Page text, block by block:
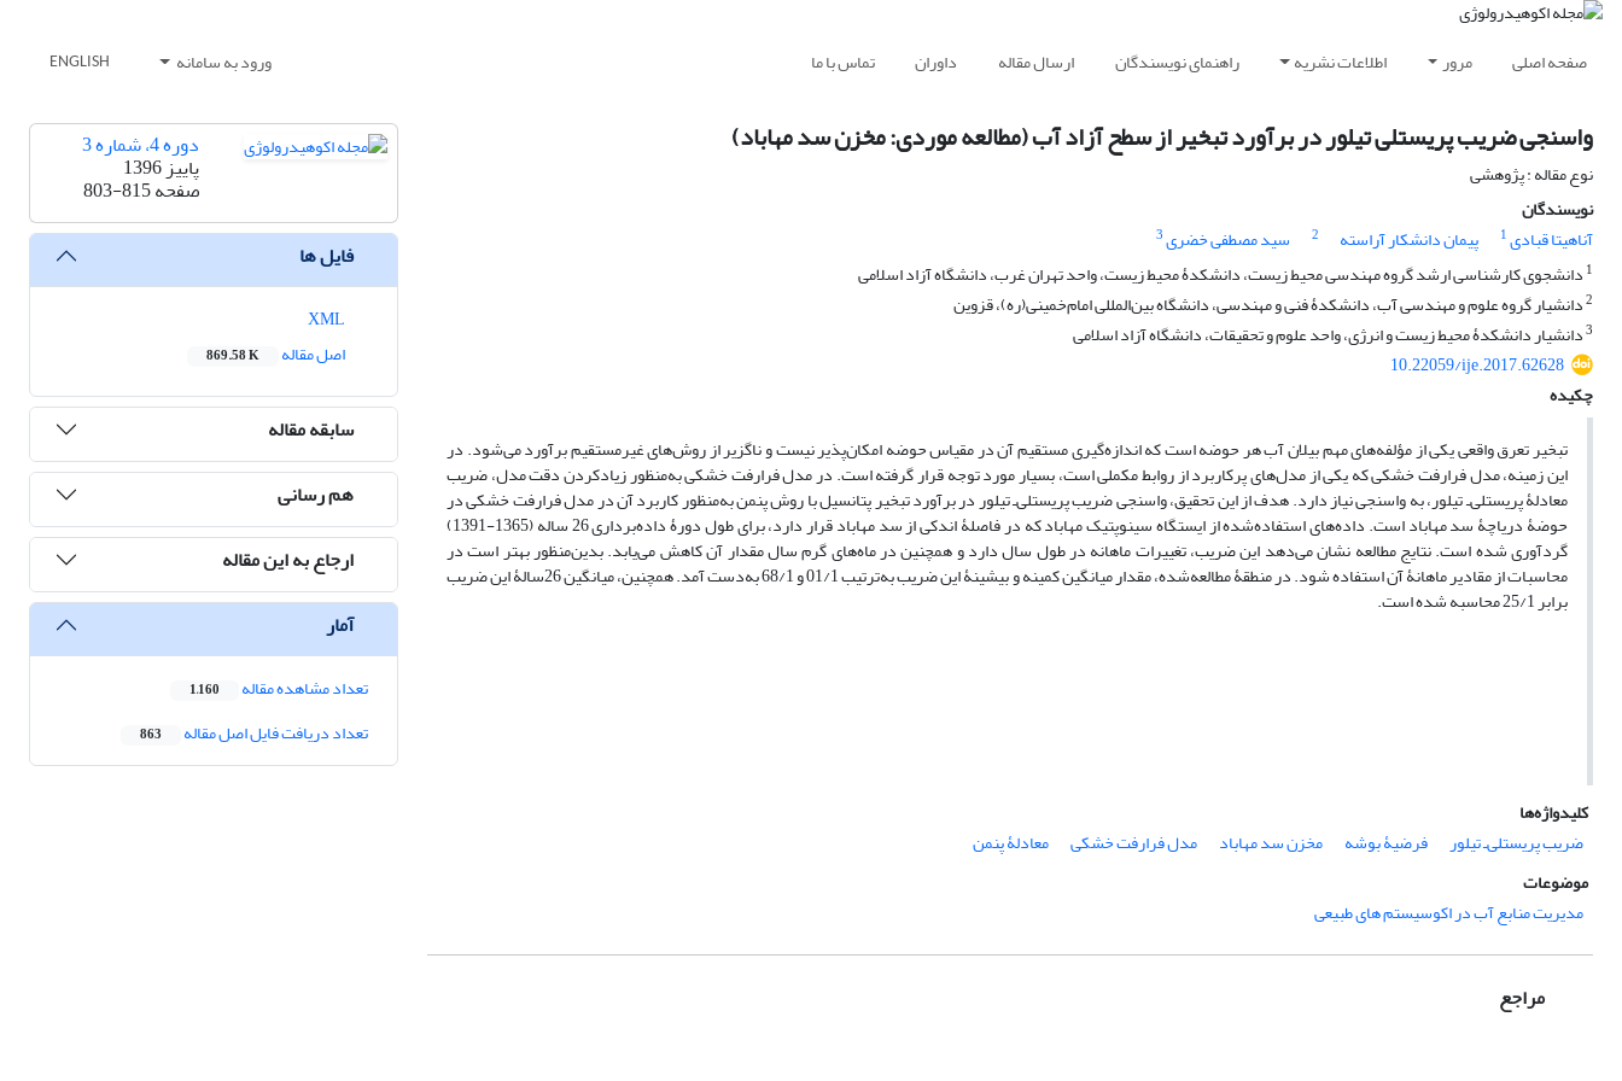
صفحه اصلی مرور اطلاعات نشریه راهنمای نویسندگان ارسال مقاله داوران تماس با ما ورود به سامانه ENGLISH
واسنجی ضریب پریستلی تیلور در برآورد تبخیر از سطح آزاد آب (مطالعه موردی: مخزن سد مهاباد)
نوع مقاله : پژوهشی
نویسندگان
آناهیتا قبادی1 پیمان دانشکار آراسته 2 سید مصطفی خضری3
1 دانشجوی کارشناسی ارشد گروه مهندسی محیط زیست، دانشکدۀ محیط زیست، واحد تهران غرب، دانشگاه آزاد اسلامی
2دانشیار گروه علوم و مهندسی آب، دانشکدۀ فنی و مهندسی، دانشگاه بین‌المللی امام‌خمینی‌(ره)، قزوین
3دانشیار دانشکدۀ محیط زیست و انرژی، واحد علوم و تحقیقات، دانشگاه آزاد اسلامی
10.22059/ije.2017.62628
چکیده
تبخیر تعرق واقعی یکی از مؤلفه‌های مهم بیلان آب هر حوضه است که اندازه‌گیری مستقیم آن در مقیاس حوضه امکان‌پذیر نیست و ناگزیر از روش‌های غیر‌مستقیم برآورد می‌شود. در
این زمینه، مدل فرارفت خشکی که یکی از مدل‌های پرکاربرد از روابط مکملی است، بسیار مورد توجه قرار گرفته است. در مدل فرارفت خشکی به‌منظور زیادکردن دقت مدل، ضریب
معادلۀ پریستلی‌ـ تیلور، به واسنجی نیاز دارد. هدف از این تحقیق، واسنجی ضریب پریستلی‌ـ تیلور در برآورد تبخیر پتانسیل با روش پنمن به‌منظور کاربرد آن در مدل فرارفت خشکی در
حوضۀ دریاچۀ سد مهاباد است. داده‌های استفاده‌شده از ایستگاه سینوپتیک مهاباد که در فاصلۀ اندکی از سد مهاباد قرار دارد، برای طول دورۀ داده‌برداری 26 ساله (1365-1391)
گردآوری شده است. نتایج مطالعه نشان می‌دهد این ضریب، تغییرات ماهانه در طول سال دارد و همچنین در ماه‌های گرم سال مقدار آن کاهش می‌یابد. بدین‌منظور بهتر است در
محاسبات از مقادیر ماهانۀ آن استفاده شود. در منطقۀ مطالعه‌شده، مقدار میانگین کمینه و بیشینۀ این ضریب به‌ترتیب 01/1 و 68/1 به‌دست آمد. همچنین، میانگین 26سالۀ این ضریب
برابر 25/1 محاسبه شده است.
کلیدواژه‌ها
ضریب پریستلی‌ـ تیلور
فرضیۀ بوشه مخزن سد مهاباد مدل فرارفت خشکی
معادلۀ پنمن
موضوعات
مدیریت منابع آب در اکوسیستم های طبیعی
مراجع
دوره 4، شماره 3
پاییز 1396
صفحه803-815
فایل ها
اصل مقاله
869.58 K
سابقه مقاله
هم رسانی
ارجاع به این مقاله
آمار
تعداد مشاهده مقاله 1,160
تعداد دریافت فایل اصل مقاله 863